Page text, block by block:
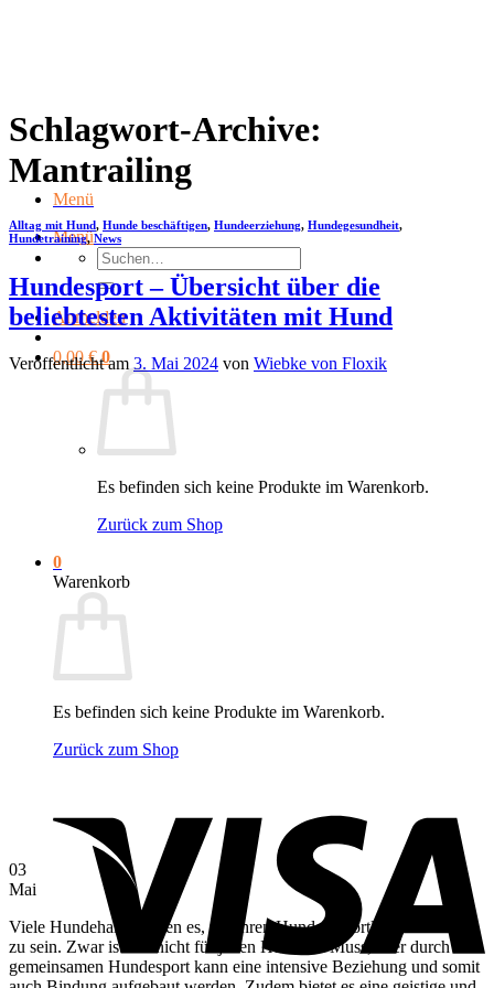
Menü
Menü
Suchen
nach:
Anmelden
0,00€ 0
Es befinden sich keine Produkte im Warenkorb.
Zurück zum Shop
0
Warenkorb
Es befinden sich keine Produkte im Warenkorb.
Zurück zum Shop
Schlagwort-Archive:
Mantrailing
Alltag mit Hund, Hunde beschäftigen, Hundeerziehung, Hundegesundheit,
Hundetraining,News
Hundesport – Übersicht über die
beliebtesten Aktivitäten mit Hund
Veröffentlicht am 3. Mai 2024 von Wiebke von Floxik
03
Mai
Viele Hundehalter lieben es, mit ihren Hunden sportlich unterwegs
zu sein. Zwar ist das nicht für jeden Hund ein Muss, aber durch den
gemeinsamen Hundesport kann eine intensive Beziehung und somit